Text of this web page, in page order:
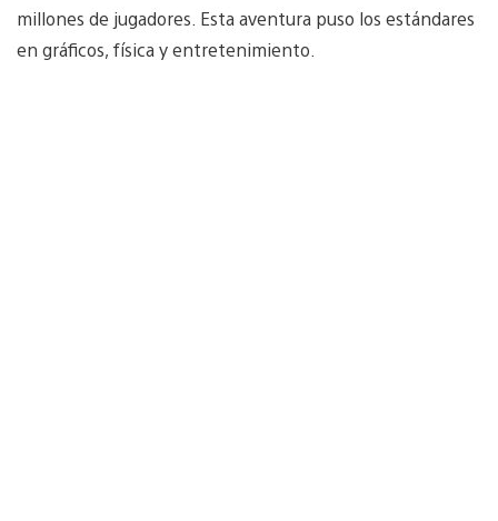
millones de jugadores. Esta aventura puso los estándares
en gráficos, física y entretenimiento.